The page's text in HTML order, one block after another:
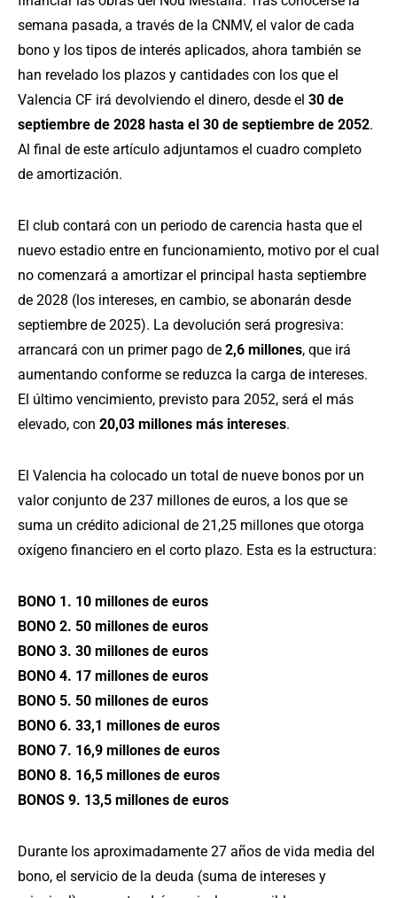
semana pasada, a través de la CNMV, el valor de cada
bono y los tipos de interés aplicados, ahora también se
han revelado los plazos y cantidades con los que el
Valencia CF irá devolviendo el dinero, desde el 30 de
septiembre de 2028 hasta el 30 de septiembre de 2052.
Al final de este artículo adjuntamos el cuadro completo
de amortización.
El club contará con un periodo de carencia hasta que el
nuevo estadio entre en funcionamiento, motivo por el cual
no comenzará a amortizar el principal hasta septiembre
de 2028 (los intereses, en cambio, se abonarán desde
septiembre de 2025). La devolución será progresiva:
arrancará con un primer pago de 2,6 millones, que irá
aumentando conforme se reduzca la carga de intereses.
El último vencimiento, previsto para 2052, será el más
elevado, con 20,03 millones más intereses.
El Valencia ha colocado un total de nueve bonos por un
valor conjunto de 237 millones de euros, a los que se
suma un crédito adicional de 21,25 millones que otorga
oxígeno financiero en el corto plazo. Esta es la estructura:
BONO 1. 10 millones de euros
BONO 2. 50 millones de euros
BONO 3. 30 millones de euros
BONO 4. 17 millones de euros
BONO 5. 50 millones de euros
BONO 6. 33,1 millones de euros
BONO 7. 16,9 millones de euros
BONO 8. 16,5 millones de euros
BONOS 9. 13,5 millones de euros
Durante los aproximadamente 27 años de vida media del
bono, el servicio de la deuda (suma de intereses y